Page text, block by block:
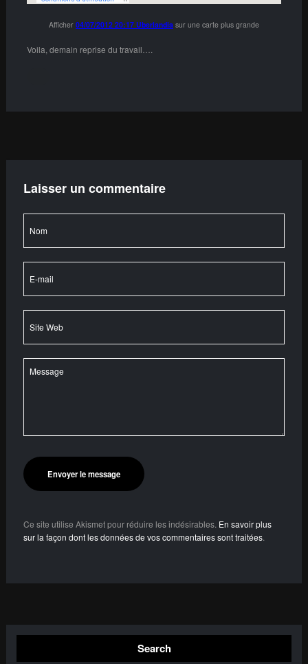
Afficher 04/07/2012 20:17 Uberlandia sur une carte plus grande
Voila, demain reprise du travail….
Laisser un commentaire
Ce site utilise Akismet pour réduire les indésirables. En savoir plus
sur la façon dont les données de vos commentaires sont traitées.
Search